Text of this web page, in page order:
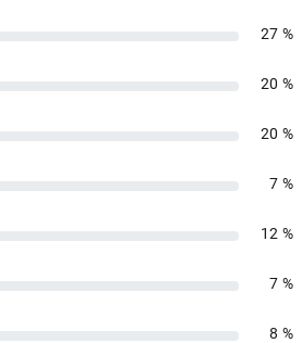
27 %
20 %
20 %
7 %
12 %
7 %
8 %